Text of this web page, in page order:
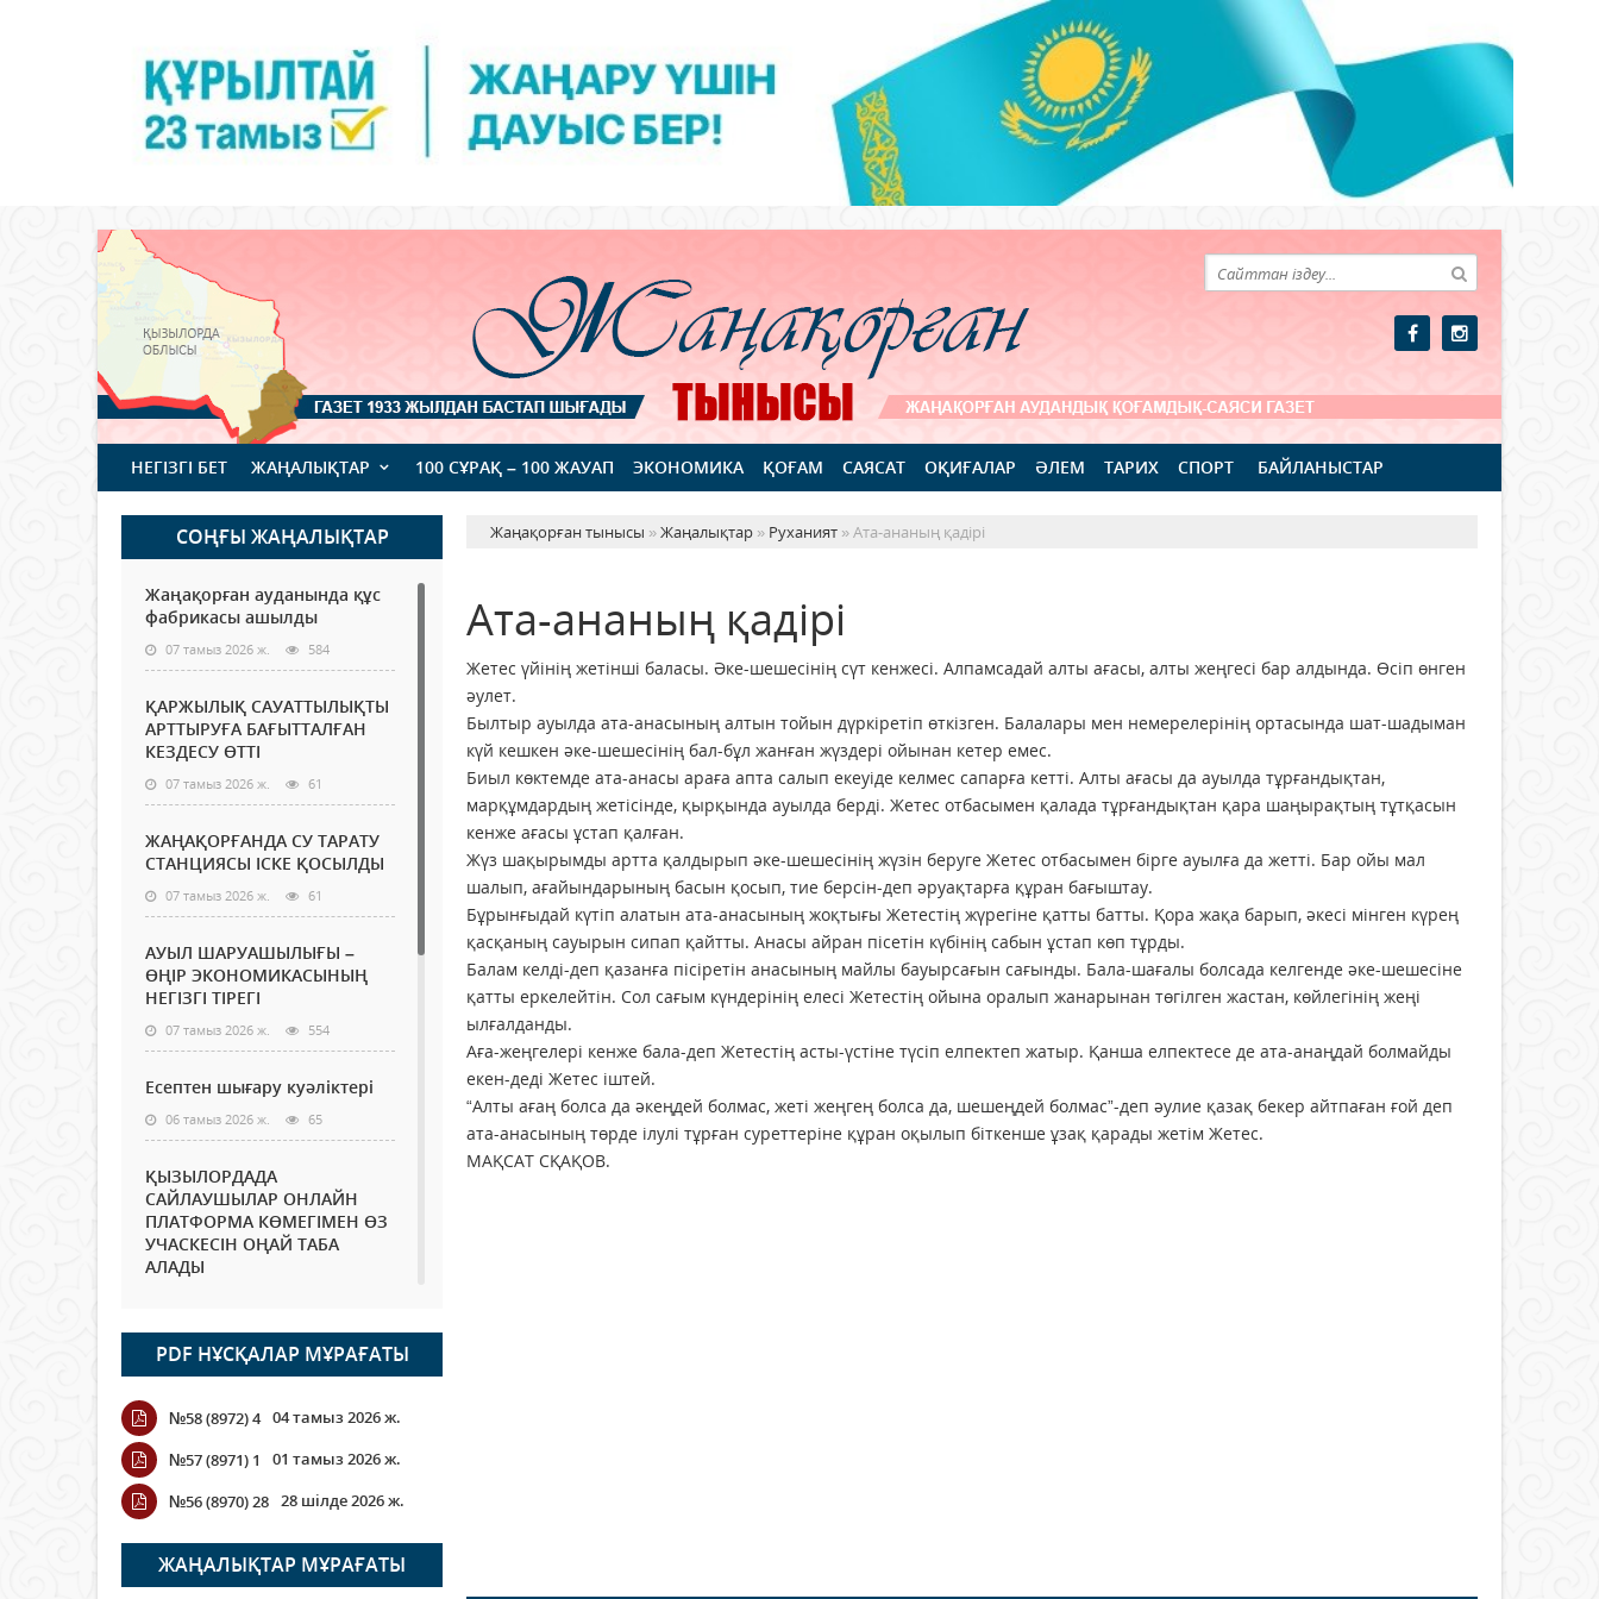
НЕГІЗГІ БЕТ ЖАҢАЛЫҚТАР 100 СҰРАҚ – 100 ЖАУАП ЭКОНОМИКА ҚОҒАМ САЯСАТ ОҚИҒАЛАР ӘЛЕМ ТАРИХ СПОРТ БАЙЛАНЫСТАР
СОҢҒЫ ЖАҢАЛЫҚТАР
Жаңақорған ауданында құс
фабрикасы ашылды
07 тамыз 2026 ж. 584
ҚАРЖЫЛЫҚ САУАТТЫЛЫҚТЫ
АРТТЫРУҒА БАҒЫТТАЛҒАН
КЕЗДЕСУ ӨТТІ
07 тамыз 2026 ж. 61
ЖАҢАҚОРҒАНДА СУ ТАРАТУ
СТАНЦИЯСЫ ІСКЕ ҚОСЫЛДЫ
07 тамыз 2026 ж. 61
АУЫЛ ШАРУАШЫЛЫҒЫ –
ӨҢІР ЭКОНОМИКАСЫНЫҢ
НЕГІЗГІ ТІРЕГІ
07 тамыз 2026 ж. 554
Есептен шығару куәліктері
06 тамыз 2026 ж. 65
ҚЫЗЫЛОРДАДА
САЙЛАУШЫЛАР ОНЛАЙН
ПЛАТФОРМА КӨМЕГІМЕН ӨЗ
УЧАСКЕСІН ОҢАЙ ТАБА
АЛАДЫ
Open Air: Қызылорда
облысы полиция
департаменті 20 мыңнан
астам көрерменнің
қауіпсіздігін қамтамасыз етті
ҚАЛАЙ ӨТЕДІ?
06 тамыз 2026 ж. 256
PDF НҰСҚАЛАР МҰРАҒАТЫ
№58 (8972) 4 04 тамыз 2026 ж.
№57 (8971) 1
01 тамыз 2026 ж.
№56 (8970) 28 28 шілде 2026 ж.
ЖАҢАЛЫҚТАР МҰРАҒАТЫ
Жаңақорған тынысы »Жаңалықтар » Руханият » Ата-ананың қадірі
Ата-ананың қадірі
Жетес үйінің жетінші баласы. Әке-шешесінің сүт кенжесі. Алпамсадай алты ағасы, алты жеңгесі бар алдында. Өсіп өнген
әулет.
Былтыр ауылда ата-анасының алтын тойын дүркіретіп өткізген. Балалары мен немерелерінің ортасында шат-шадыман
күй кешкен әке-шешесінің бал-бұл жанған жүздері ойынан кетер емес.
Биыл көктемде ата-анасы араға апта салып екеуіде келмес сапарға кетті. Алты ағасы да ауылда тұрғандықтан,
марқұмдардың жетісінде, қырқында ауылда берді. Жетес отбасымен қалада тұрғандықтан қара шаңырақтың тұтқасын
кенже ағасы ұстап қалған.
Жүз шақырымды артта қалдырып әке-шешесінің жүзін беруге Жетес отбасымен бірге ауылға да жетті. Бар ойы мал
шалып, ағайындарының басын қосып, тие берсін-деп әруақтарға құран бағыштау.
Бұрынғыдай күтіп алатын ата-анасының жоқтығы Жетестің жүрегіне қатты батты. Қора жақа барып, әкесі мінген күрең
қасқаның сауырын сипап қайтты. Анасы айран пісетін күбінің сабын ұстап көп тұрды.
Балам келді-деп қазанға пісіретін анасының майлы бауырсағын сағынды. Бала-шағалы болсада келгенде әке-шешесіне
қатты еркелейтін. Сол сағым күндерінің елесі Жетестің ойына оралып жанарынан төгілген жастан, көйлегінің жеңі
ылғалданды.
Аға-жеңгелері кенже бала-деп Жетестің асты-үстіне түсіп елпектеп жатыр. Қанша елпектесе де ата-анаңдай болмайды
екен-деді Жетес іштей.
“Алты ағаң болса да әкеңдей болмас, жеті жеңгең болса да, шешеңдей болмас”-деп әулие қазақ бекер айтпаған ғой деп
ата-анасының төрде ілулі тұрған суреттеріне құран оқылып біткенше ұзақ қарады жетім Жетес.
МАҚСАТ СҚАҚОВ.